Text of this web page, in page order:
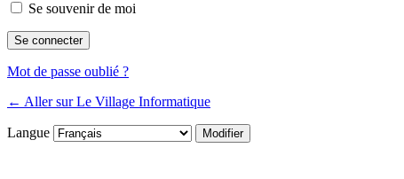
Se souvenir de moi
Mot de passe oublié ?
← Aller sur Le Village Informatique
Langue